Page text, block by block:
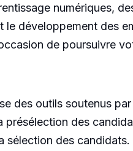
numériques,
le développement des
de poursuivre
des outils soutenus
présélection des
sélection des